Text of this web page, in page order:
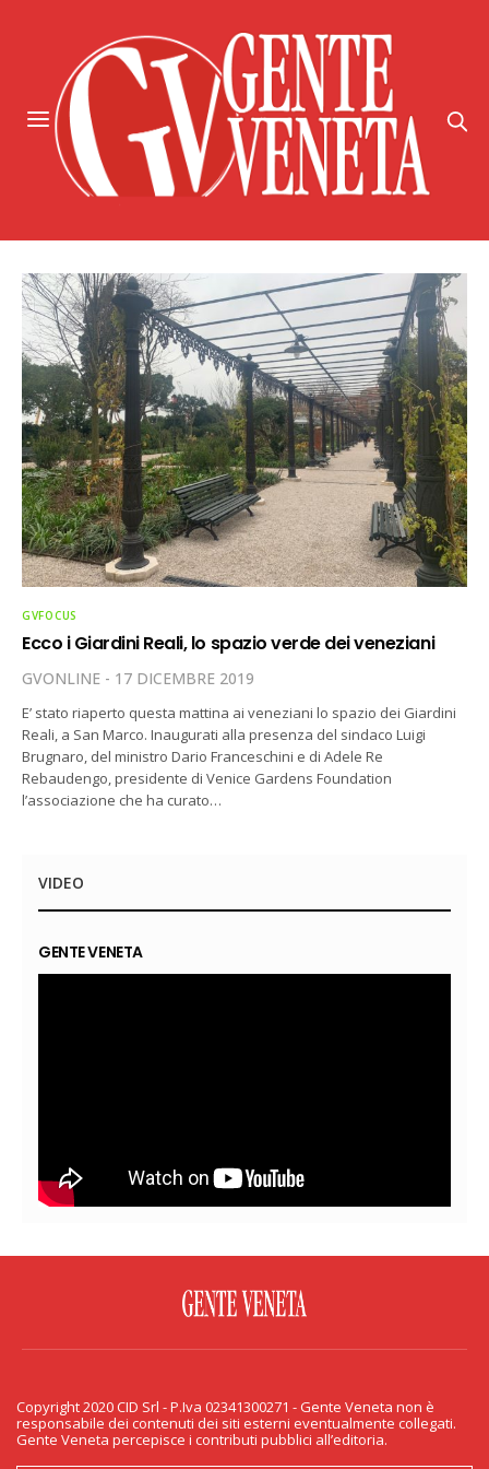
GVFOCUS
Ecco i Giardini Reali, lo spazio verde dei veneziani
GVONLINE 17 DICEMBRE 2019
E’ stato riaperto questa mattina ai veneziani lo spazio dei Giardini
Reali, a San Marco. Inaugurati alla presenza del sindaco Luigi
Brugnaro, del ministro Dario Franceschini e di Adele Re
Rebaudengo, presidente di Venice Gardens Foundation
l’associazione che ha curato…
VIDEO
GENTE VENETA
PRIVACY & COOKIE
Copyright 2020 CID Srl - P.Iva 02341300271 - Gente Veneta non è responsabile
dei contenuti dei siti esterni eventualmente collegati. Gente Veneta percepisce
Copyright 2020 CID Srl - P.Iva 02341300271 - Gente Veneta non è
responsabile dei contenuti dei siti esterni eventualmente collegati.
Gente Veneta percepisce i contributi pubblici all’editoria.